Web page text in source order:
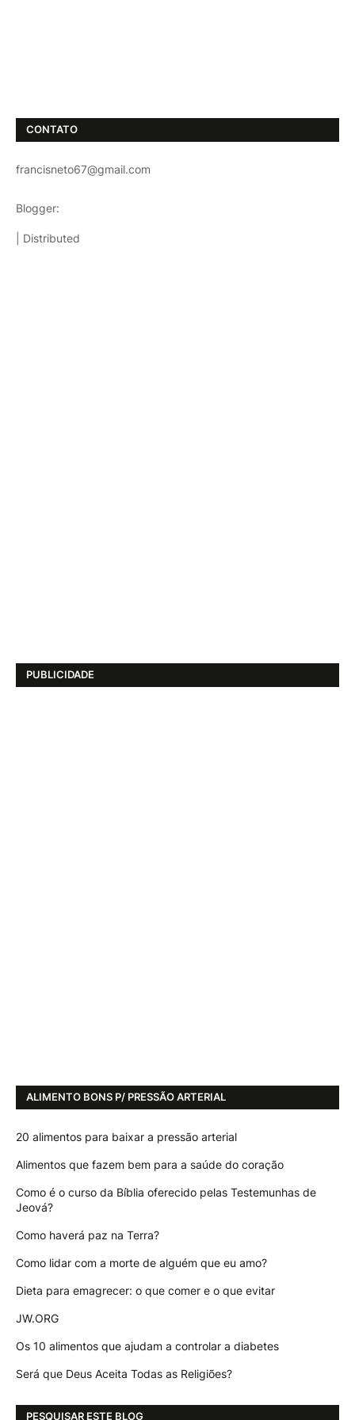
CONTATO
francisneto67@gmail.com
Blogger:
| Distributed
PUBLICIDADE
ALIMENTO BONS P/ PRESSÃO ARTERIAL
20 alimentos para baixar a pressão arterial
Alimentos que fazem bem para a saúde do coração
Como é o curso da Bíblia oferecido pelas Testemunhas de
Jeová?
Como haverá paz na Terra?
Como lidar com a morte de alguém que eu amo?
Dieta para emagrecer: o que comer e o que evitar
JW.ORG
Os 10 alimentos que ajudam a controlar a diabetes
Será que Deus Aceita Todas as Religiões?
PESQUISAR ESTE BLOG